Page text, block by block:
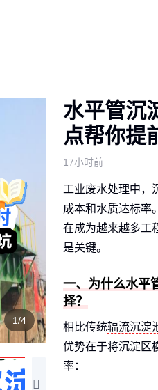
1/4
水平管沉
点帮你提
17小时前
工业废水处理中，
成本和水质达标率
在成为越来越多
是关键。
一、为什么水平
择？
相比传统辐流沉淀
优势在于将沉淀区
率：